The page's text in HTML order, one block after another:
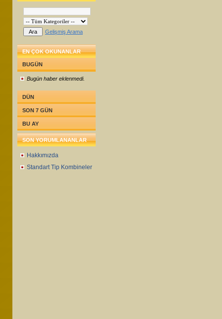
Gelişmiş Arama
EN ÇOK OKUNANLAR
BUGÜN
Bugün haber eklenmedi.
DÜN
SON 7 GÜN
BU AY
SON YORUMLANANLAR
Hakkımızda
Standart Tip Kombineler